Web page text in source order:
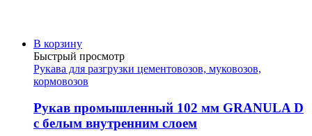
В корзину
Быстрый просмотр
Рукава для разгрузки цементовозов, муковозов,
кормовозов
Рукав промышленный 102 мм GRANULA D
с белым внутренним слоем